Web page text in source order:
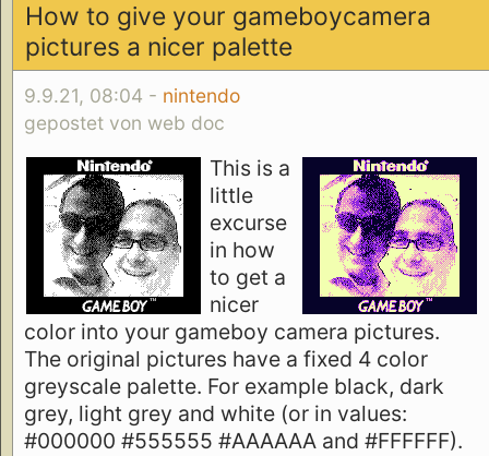
How to give your gameboycamera
pictures a nicer palette
9.9.21, 08:04 - nintendo
gepostet von web doc
This is a
little
excurse
in how
to get a
nicer
color into your gameboy camera pictures.
The original pictures have a fixed 4 color
greyscale palette. For example black, dark
grey, light grey and white (or in values:
#000000 #555555 #AAAAAA and #FFFFFF).